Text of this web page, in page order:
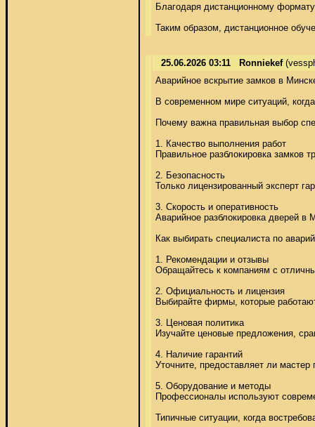
Благодаря дистанционному
Таким образом, дистанционное
25.06.2026 03:11 Ronniekef
Аварийное вскрытие замков в
В современном мире ситуаций,
Почему важна правильная выбор
1. Качество выполнения работ
Правильное разблокировка замков
2. Безопасность
Только лицензированный эксперт
3. Скорость и оперативность
Аварийное разблокировка дверей
Как выбирать специалиста по
1. Рекомендации и отзывы
Обращайтесь к компаниям с
2. Официальность и лицензия
Выбирайте фирмы, которые
3. Ценовая политика
Изучайте ценовые предложения,
4. Наличие гарантий
Уточните, предоставляет ли
5. Оборудование и методы
Профессионалы используют
Типичные ситуации, когда